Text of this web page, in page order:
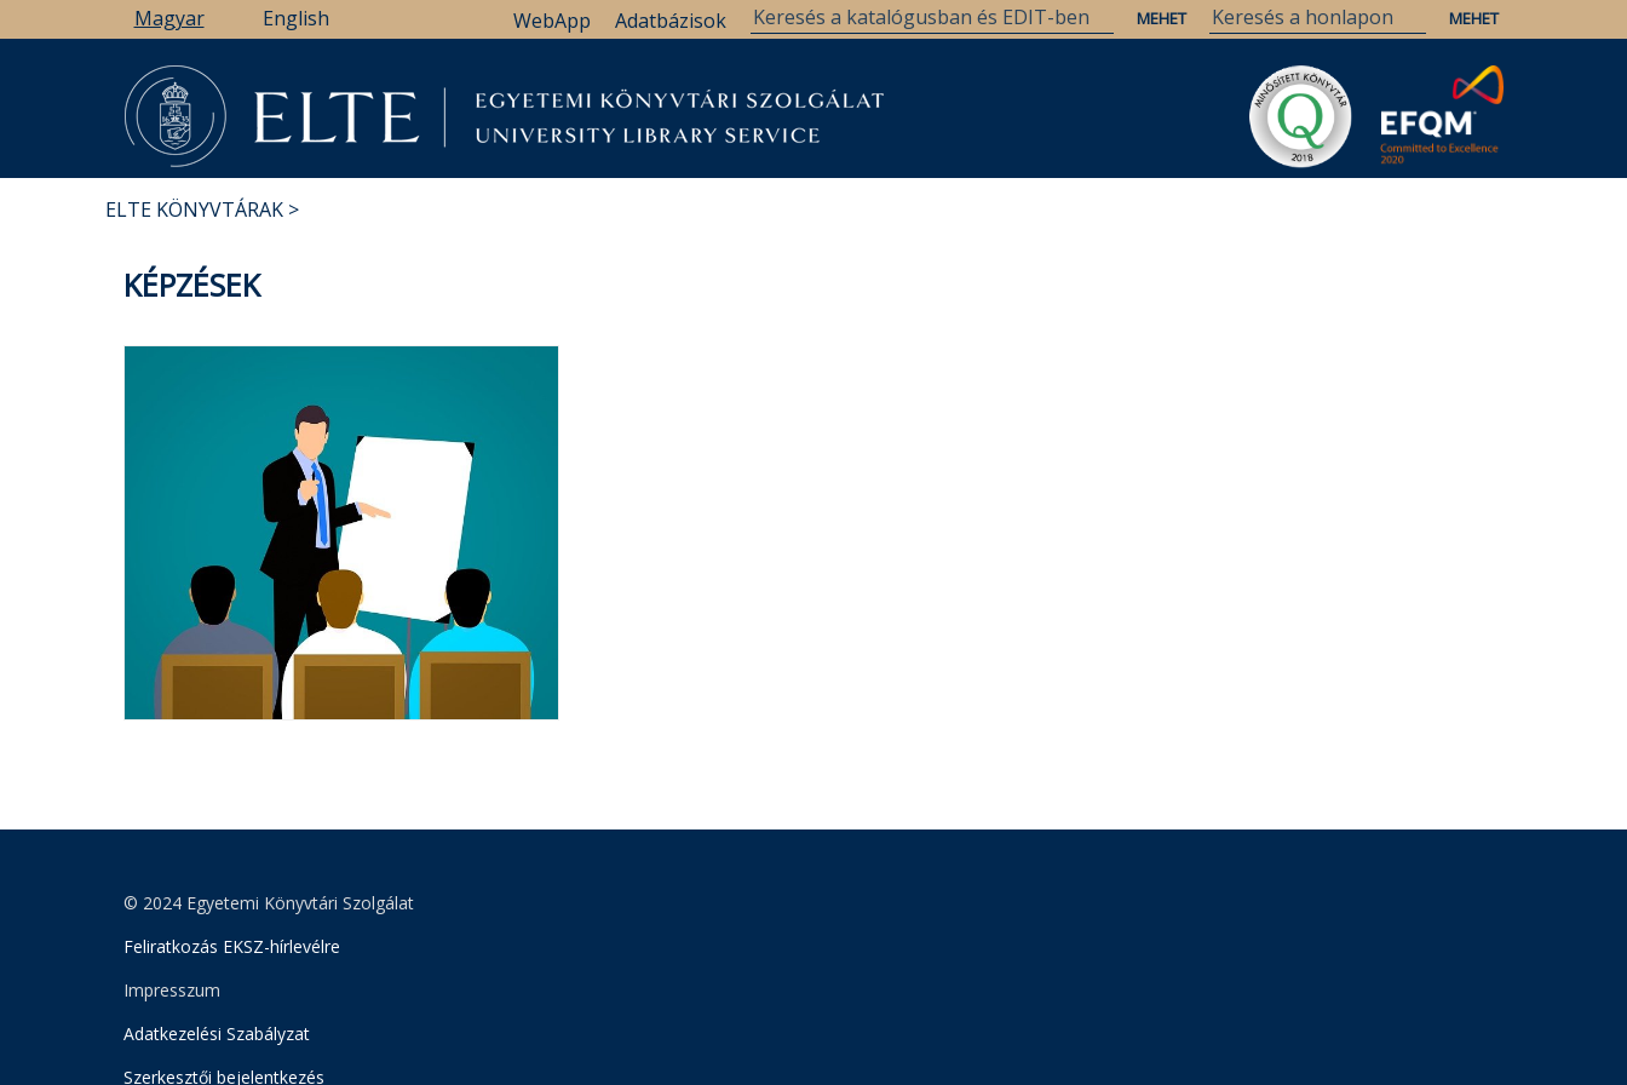
a
Magyar English Adatbázisok
WebApp
ELTE KÖNYVTÁRAK
KÉPZÉSEK
© 2024 Egyetemi Könyvtári Szolgálat
Feliratkozás EKSZ-hírlevélre
Impresszum
Adatkezelési Szabályzat
Szerkesztői bejelentkezés